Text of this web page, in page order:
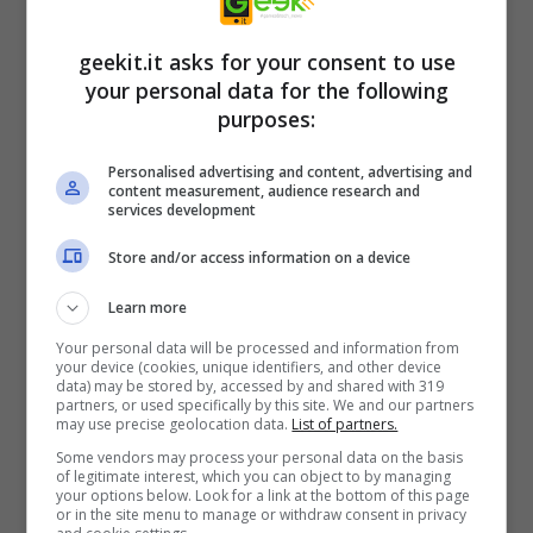
Perfetto per chi ricerca un notebook da
gaming particolarmente sottile e leggero è,
invece,
Thin 15
, che vanta uno spessore di
anziché 1.049 euro.
Sempre dedicata agli appassionati dei
videogiochi è poi laconsole portatile Claw
primacon CPU Intel® Core™ Ultra e dotata
della tecnologia Intel® XeSS, che per gli
Amazon Prime Day sarà acquistabile a 599
Euro, anziché 899 Euro.
Infine, quanti desiderano un compagno
quotidiano per lo studio o il lavoro affidabile e
geekit.it asks for your consent to use
your personal data for the following
purposes:
Personalised advertising and content, advertising and
content measurement, audience research and
services development
Store and/or access information on a device
Learn more
Your personal data will be processed and information from
your device (cookies, unique identifiers, and other device
data) may be stored by, accessed by and shared with 319
partners, or used specifically by this site. We and our partners
may use precise geolocation data. List of partners.
Some vendors may process your personal data on the basis
of legitimate interest, which you can object to by managing
your options below. Look for a link at the bottom of this page
or in the site menu to manage or withdraw consent in privacy